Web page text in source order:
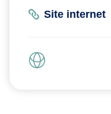
Site internet